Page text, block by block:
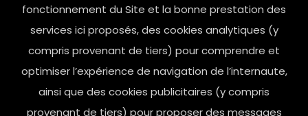
fonctionnement du Site et la bonne prestation des
services ici proposés, des cookies analytiques (y
compris provenant de tiers) pour comprendre et
optimiser l’expérience de navigation de l’internaute,
ainsi que des cookies publicitaires (y compris
provenant de tiers) pour proposer des messages
01.42.72.42.51